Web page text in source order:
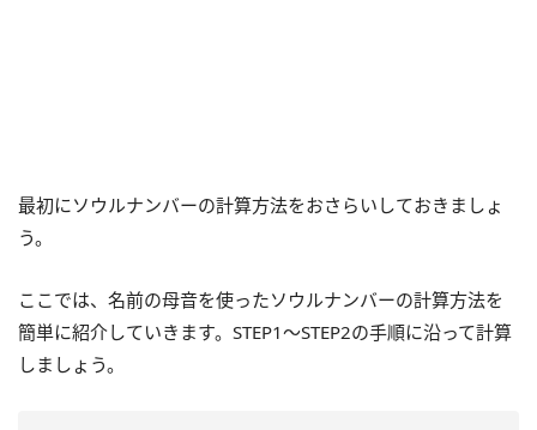
最初にソウルナンバーの計算方法をおさらいしておきましょ
う。
ここでは、名前の母音を使ったソウルナンバーの計算方法を
簡単に紹介していきます。STEP1～STEP2の手順に沿って計算
しましょう。